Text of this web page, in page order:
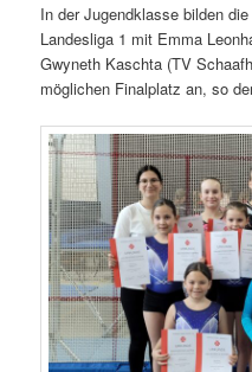
In der Jugendklasse bilden
Landesliga 1 mit Emma
Gwyneth Kaschta (TV
möglichen Finalplatz an, so